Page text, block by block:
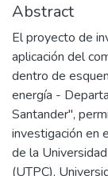
Abstract
El proyecto de
aplicación del
dentro de
energía -
Santander",
investigación en
de la
(UTPC),